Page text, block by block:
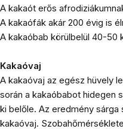
A kakaót erős
A kakaófák akár 200 évig is
A kakaóbab körülbelül 40-50
Kakaóvaj
A kakaóvaj az egész hüvely
során a kakaóbabot hidegen
ki belőle. Az eredmény sárga
kakaóvaj.